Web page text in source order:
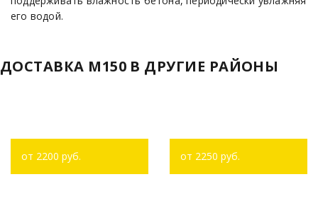
его водой.
ДОСТАВКА М150 В ДРУГИЕ РАЙОНЫ
от 2200 руб. от 2250 руб.